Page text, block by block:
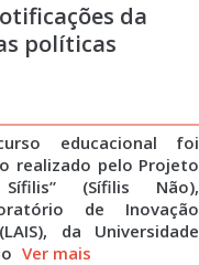
da
políticas
educacional foi
realizado pelo Projeto
(Sífilis Não),
de Inovação
da Universidade
Ver mais